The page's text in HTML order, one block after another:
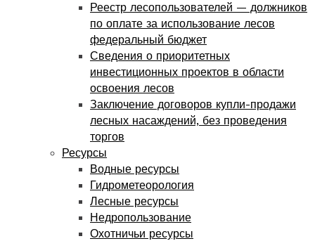
Реестр лесопользователей — должников
по оплате за использование лесов
федеральный бюджет
Сведения о приоритетных
инвестиционных проектов в области
освоения лесов
Заключение договоров купли-продажи
лесных насаждений, без проведения
торгов
Ресурсы
Водные ресурсы
Гидрометеорология
Лесные ресурсы
Недропользование
Охотничьи ресурсы